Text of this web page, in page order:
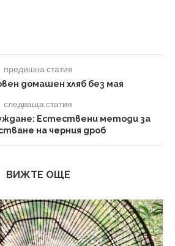
предишна статия
домашен хляб без мая
следваща статия
Естествени методи за
на черния дроб
ВИЖТЕ ОЩЕ